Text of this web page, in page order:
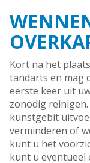
Kort na het
tandarts en mag
eerste keer uit
zonodig
kunstgebit
verminderen of
kunt u het
kunt u eventueel